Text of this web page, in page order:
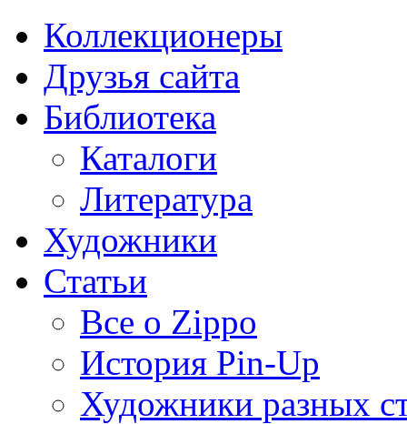
Коллекционеры
Друзья сайта
Библиотека
Каталоги
Литература
Художники
Статьи
Все о Zippo
История Pin-Up
Художники разных